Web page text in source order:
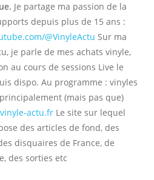
Je partage ma passion de la
depuis plus de 15 ans :
@VinyleActu Sur ma
je parle de mes achats vinyle,
au cours de sessions Live le
dispo. Au programme : vinyles
(mais pas que)
actu.fr Le site sur lequel
des articles de fond, des
disquaires de France, de
des sorties etc